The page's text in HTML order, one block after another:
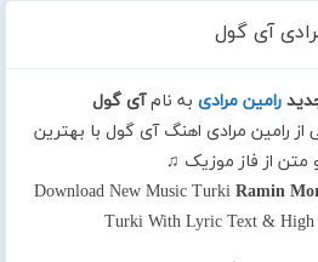
آی گول
رامین مرادی به نامآی گول
از رامین مرادی اهنگ آی گول با بهترین
از فاز موزیک ♫
Download New Music Turki Ramin
Turki With Lyric Text & High